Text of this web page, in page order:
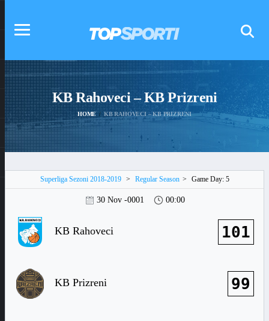
KB Rahoveci – KB Prizreni
HOME KB RAHOVECI – KB PRIZRENI
Superliga Sezoni 2018-2019 > Regular Season > Game Day: 5
30 Nov -0001 00:00
KB Rahoveci 101
KB Prizreni 99